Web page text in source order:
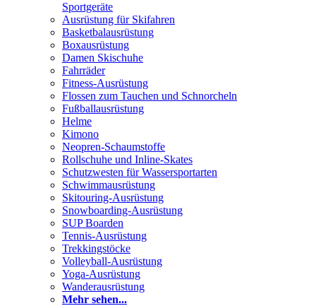
Sportgeräte
Ausrüstung für Skifahren
Basketbalausrüstung
Boxausrüstung
Damen Skischuhe
Fahrräder
Fitness-Ausrüstung
Flossen zum Tauchen und Schnorcheln
Fußballausrüstung
Helme
Kimono
Neopren-Schaumstoffe
Rollschuhe und Inline-Skates
Schutzwesten für Wassersportarten
Schwimmausrüstung
Skitouring-Ausrüstung
Snowboarding-Ausrüstung
SUP Boarden
Tennis-Ausrüstung
Trekkingstöcke
Volleyball-Ausrüstung
Yoga-Ausrüstung
Wanderausrüstung
Mehr sehen...